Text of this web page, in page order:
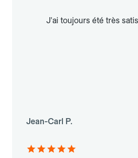
J'ai toujours été très
Jean-Carl P.